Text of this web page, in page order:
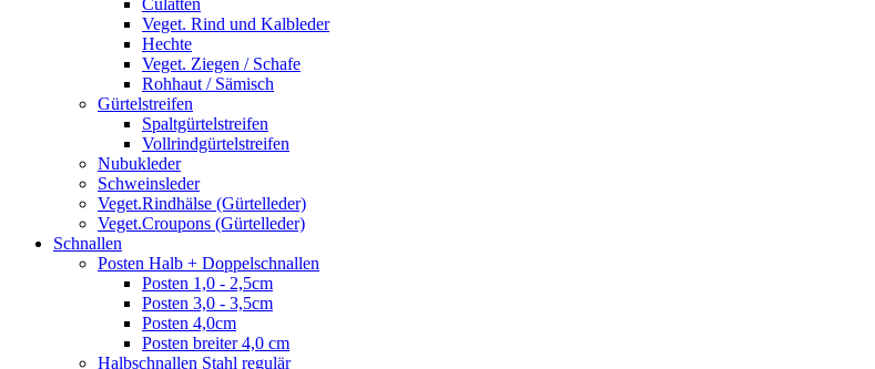
Culatten
Veget. Rind und Kalbleder
Hechte
Veget. Ziegen / Schafe
Rohhaut / Sämisch
Gürtelstreifen
Spaltgürtelstreifen
Vollrindgürtelstreifen
Nubukleder
Schweinsleder
Veget.Rindhälse (Gürtelleder)
Veget.Croupons (Gürtelleder)
Schnallen
Posten Halb + Doppelschnallen
Posten 1,0 - 2,5cm
Posten 3,0 - 3,5cm
Posten 4,0cm
Posten breiter 4,0 cm
Halbschnallen Stahl regulär